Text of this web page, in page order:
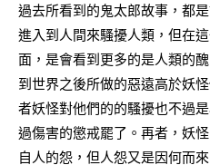
過去所看到的鬼太郎故事，都
進入到人間來騷擾人類，但在
面，是會看到更多的是人類的
到世界之後所做的惡遠高於妖
者妖怪對他們的的騷擾也不過
過傷害的懲戒罷了。再者，妖
自人的怨，但人怨又是因何而